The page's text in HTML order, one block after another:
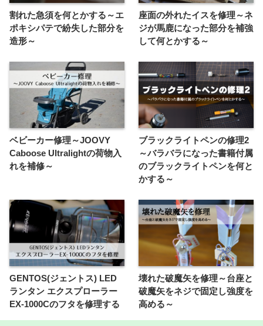
割れた急須を何とかする～エ
ポキシパテで紛失した部分を
造形～
座面の外れたイスを修理～ネ
ジが馬鹿になった部分を補強
して何とかする～
ベビーカー修理～JOOVY
Caboose Ultralightの荷物入
れを補修～
ブラックライトペンの修理2
～バラバラになった書籍付属
のブラックライトペンを何と
かする～
GENTOS(ジェントス) LED
ランタン エクスプローラー
EX-1000Cのフタを修理する
壊れた破魔矢を修理～台座と
破魔矢をネジで固定し強度を
高める～